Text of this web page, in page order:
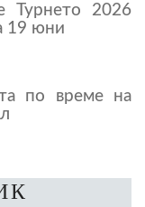
Турнето 2026
19 юни
по време на